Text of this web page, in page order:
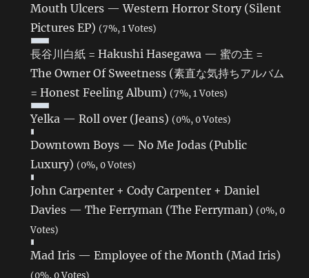
Mouth Ulcers — Western Horror Story (Silent
Pictures EP) (7%, 1 Votes)
長谷川白紙 = Hakushi Hasegawa — 蜜の主 =
The Owner Of Sweetness (素直な気持ちアルバム
= Honest Feeling Album) (7%, 1 Votes)
Yelka — Roll over (Jeans) (0%, 0 Votes)
Downtown Boys — No Me Jodas (Public
Luxury) (0%, 0 Votes)
John Carpenter + Cody Carpenter + Daniel
Davies — The Ferryman (The Ferryman) (0%, 0
Votes)
Mad Iris — Employee of the Month (Mad Iris)
(0%, 0 Votes)